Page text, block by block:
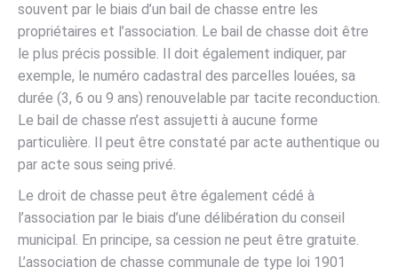
souvent par le biais d’un bail de chasse entre les
propriétaires et l’association. Le bail de chasse doit être
le plus précis possible. Il doit également indiquer, par
exemple, le numéro cadastral des parcelles louées, sa
durée (3, 6 ou 9 ans) renouvelable par tacite reconduction.
Le bail de chasse n’est assujetti à aucune forme
particulière. Il peut être constaté par acte authentique ou
par acte sous seing privé.
Le droit de chasse peut être également cédé à
l’association par le biais d’une délibération du conseil
municipal. En principe, sa cession ne peut être gratuite.
L’association de chasse communale de type loi 1901